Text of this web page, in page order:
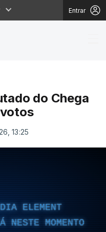
Entrar
do Chega
13:25
ELEMENT
NESTE MOMENTO